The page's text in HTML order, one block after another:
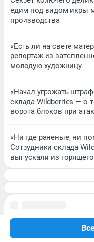
едим под видом икры
производства
«Есть ли на свете
репортаж из
молодую художницу
«Начал угрожать
склада Wildberries — о
ворота блоков при
«Ни где раненые, ни
Сотрудники склада
выпускали из